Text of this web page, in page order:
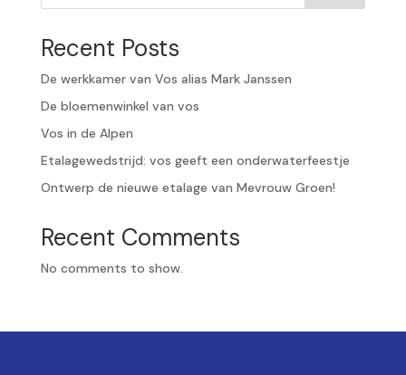
Recent Posts
De werkkamer van Vos alias Mark Janssen
De bloemenwinkel van vos
Vos in de Alpen
Etalagewedstrijd: vos geeft een onderwaterfeestje
Ontwerp de nieuwe etalage van Mevrouw Groen!
Recent Comments
No comments to show.